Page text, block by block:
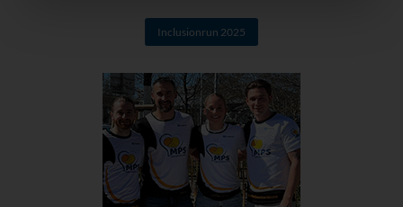
Inclusionrun 2025